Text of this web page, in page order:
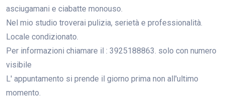
asciugamani e ciabatte monouso.
Nel mio studio troverai pulizia, serietà e professionalità.
Locale condizionato.
Per informazioni chiamare il : 3925188863. solo con numero
visibile
L' appuntamento si prende il giorno prima non all'ultimo
momento.